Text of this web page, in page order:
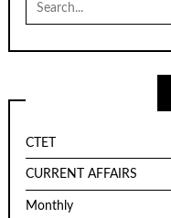
CTET
CURRENT AFFAIRS
Monthly